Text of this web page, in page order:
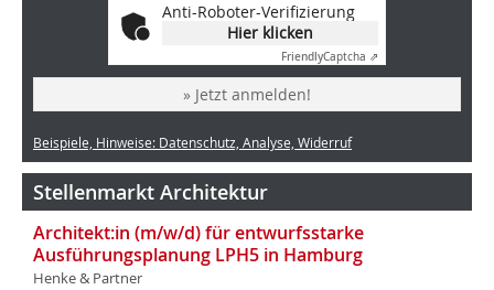
Anti-Roboter-Verifizierung
Hier klicken
FriendlyCaptcha ⇗
» Jetzt anmelden!
Beispiele, Hinweise: Datenschutz, Analyse, Widerruf
Stellenmarkt Architektur
Architekt:in (m/w/d) für entwurfsstarke
Ausführungsplanung LPH5 in Hamburg
Henke & Partner